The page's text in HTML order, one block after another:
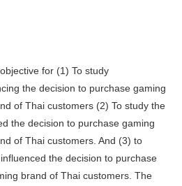
for (1) To study
the decision to purchase gaming
of Thai customers (2) To study the
the decision to purchase gaming
of Thai customers. And (3) to
the decision to purchase
brand of Thai customers. The